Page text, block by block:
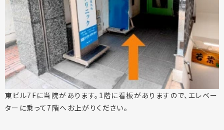
東ビル7Fに当院があります。1階に看板がありますので、エレベー
ターに乗って7階へお上がりください。